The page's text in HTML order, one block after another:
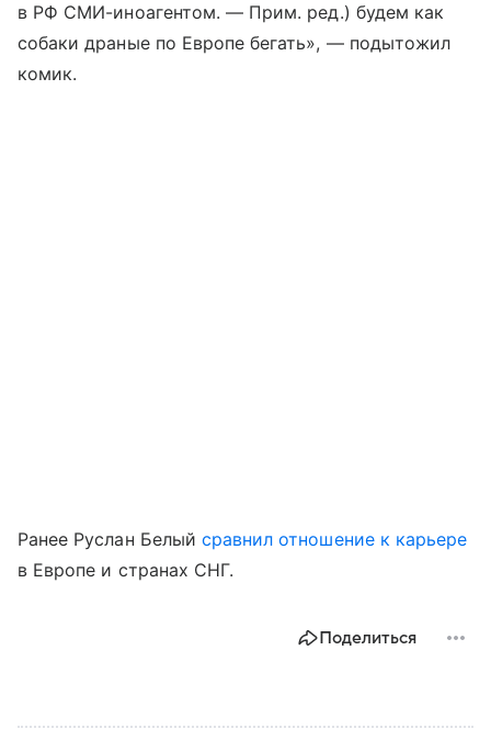
в РФ СМИ-иноагентом. — Прим. ред.) будем как
собаки драные по Европе бегать», — подытожил
комик.
Ранее Руслан Белый сравнил отношение к карьере
в Европе и странах СНГ.
Поделиться